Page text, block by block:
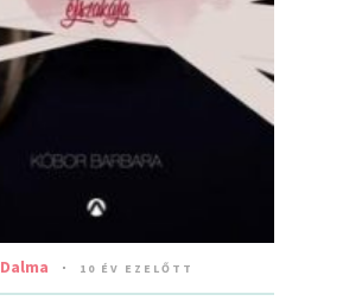
Dalma 10 ÉV EZELŐTT